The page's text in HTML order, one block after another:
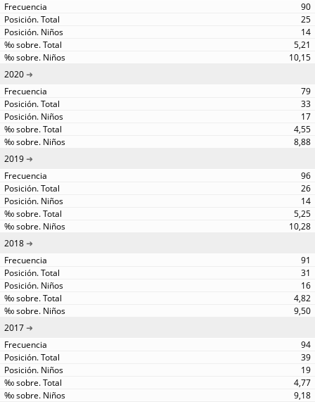
90
25
14
5,21
10,15
2020
79
33
17
4,55
8,88
2019
96
26
14
5,25
10,28
2018
91
31
16
4,82
9,50
2017
94
39
19
4,77
9,18